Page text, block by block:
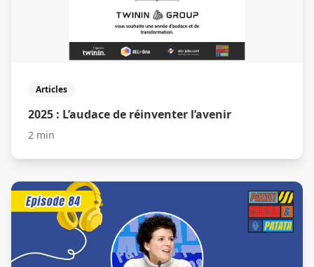
Articles
2025 : L’audace de réinventer l’avenir
2 min